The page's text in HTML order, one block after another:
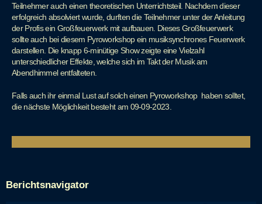
Teilnehmer auch einen theoretischen Unterrichtsteil. Nachdem dieser
erfolgreich absolviert wurde, durften die Teilnehmer unter der Anleitung
der Profis ein Großfeuerwerk mit aufbauen. Dieses Großfeuerwerk
sollte auch bei diesem Pyroworkshop ein musiksynchrones Feuerwerk
darstellen. Die knapp 6-minütige Show zeigte eine Vielzahl
unterschiedlicher Effekte, welche sich im Takt der Musik am
Abendhimmel entfalteten.
Falls auch ihr einmal Lust auf solch einen Pyroworkshop haben solltet,
die nächste Möglichkeit besteht am 09-09-2023.
Berichtsnavigator